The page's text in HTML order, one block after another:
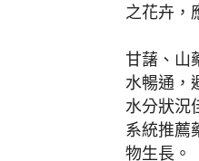
之花卉，
甘藷、山
水暢通，
水分狀況
系統推薦
物生長。